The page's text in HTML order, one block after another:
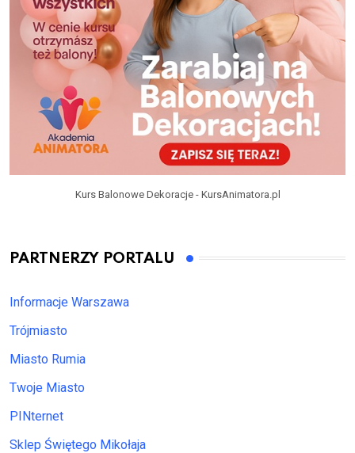
Kurs Balonowe Dekoracje - KursAnimatora.pl
PARTNERZY PORTALU
Informacje Warszawa
Trójmiasto
Miasto Rumia
Twoje Miasto
PINternet
Sklep Świętego Mikołaja